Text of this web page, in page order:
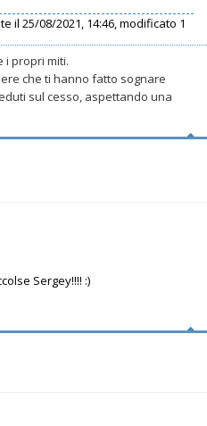
il 25/08/2021, 14:46, modificato 1
i propri miti.
che ti hanno fatto sognare
sul cesso, aspettando una
Sergey!!!! :)